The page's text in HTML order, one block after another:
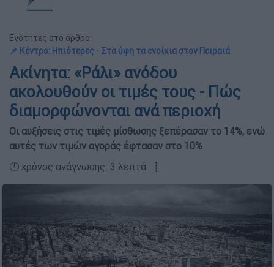
Ενότητες στο άρθρο:
📌 Κέντρο: Ηπιότερες - Στα ύψη τα ενοίκια στον Πειραιά
Ακίνητα: «Ράλι» ανόδου
ακολουθούν οι τιμές τους - Πώς
διαμορφώνονται ανά περιοχή
Οι αυξήσεις στις τιμές μίσθωσης ξεπέρασαν το 14%, ενώ
αυτές των τιμών αγοράς έφτασαν στο 10%
🕛 χρόνος ανάγνωσης: 3 λεπτά ┋